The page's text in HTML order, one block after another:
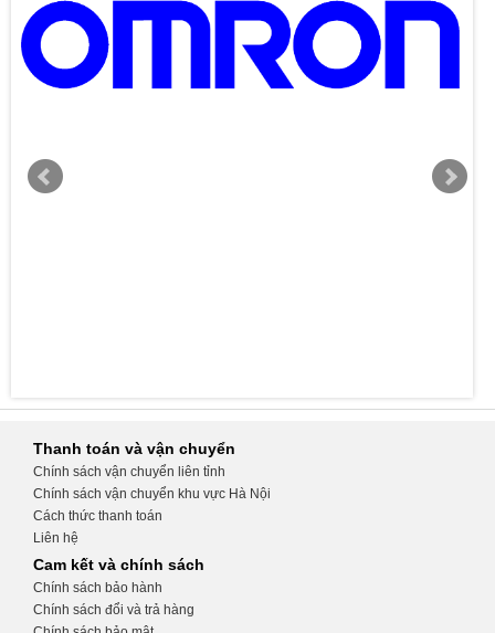
Thanh toán và vận chuyển
Chính sách vận chuyển liên tỉnh
Chính sách vận chuyển khu vực Hà Nội
Cách thức thanh toán
Liên hệ
Cam kết và chính sách
Chính sách bảo hành
Chính sách đổi và trả hàng